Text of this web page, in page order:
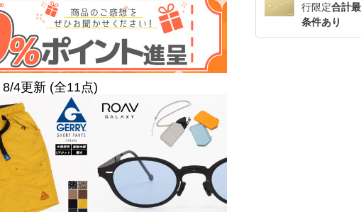
行限定合計
条件あり
8/4更新 (全11点)